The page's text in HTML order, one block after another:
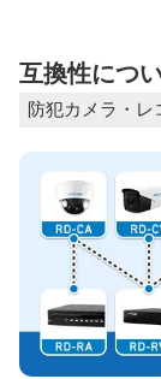
互換性につ
防犯カメラ・レ